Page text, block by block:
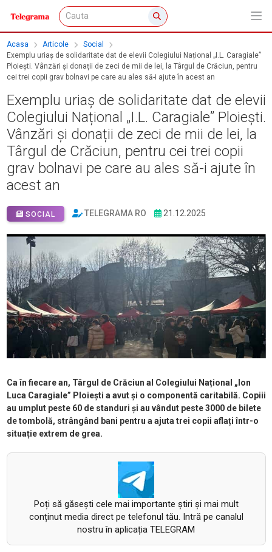
Acasa Articole
Social
Exemplu uriaș de solidaritate dat de elevii Colegiului Național „I.L. Caragiale”
Ploiești. Vânzări și donații de zeci de mii de lei, la Târgul de Crăciun, pentru
cei trei copii grav bolnavi pe care au ales să-i ajute în acest an
Exemplu uriaș de solidaritate dat de elevii
Colegiului Național „I.L. Caragiale” Ploiești.
Vânzări și donații de zeci de mii de lei, la
Târgul de Crăciun, pentru cei trei copii
grav bolnavi pe care au ales să-i ajute în
acest an
SOCIAL TELEGRAMA RO 21.12.2025
Ca în fiecare an, Târgul de Crăciun al Colegiului Național „Ion
Luca Caragiale” Ploiești a avut și o componentă caritabilă. Copiii
au umplut peste 60 de standuri și au vândut peste 3000 de bilete
de tombolă, strângând bani pentru a ajuta trei copii aflați într-o
situație extrem de grea.
Poți să găsești cele mai importante știri și mai mult
conținut media direct pe telefonul tău. Intră pe canalul
nostru în aplicația TELEGRAM